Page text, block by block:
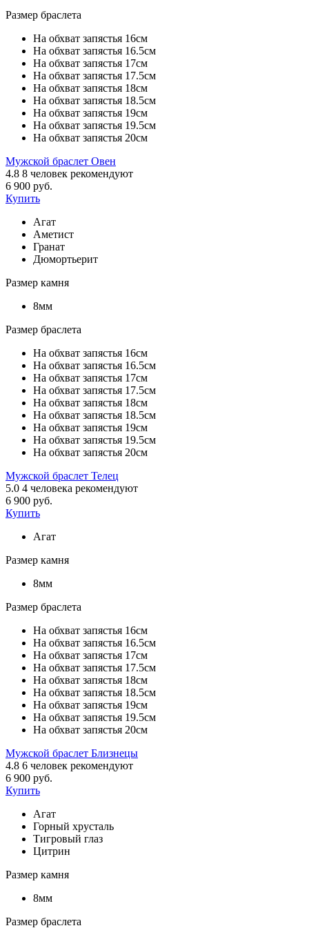
Размер браслета
На обхват запястья 16см
На обхват запястья 16.5см
На обхват запястья 17см
На обхват запястья 17.5см
На обхват запястья 18см
На обхват запястья 18.5см
На обхват запястья 19см
На обхват запястья 19.5см
На обхват запястья 20см
Мужской браслет Овен
4.8 8 человек рекомендуют
6 900 руб.
Купить
Агат
Аметист
Гранат
Дюмортьерит
Размер камня
8мм
Размер браслета
На обхват запястья 16см
На обхват запястья 16.5см
На обхват запястья 17см
На обхват запястья 17.5см
На обхват запястья 18см
На обхват запястья 18.5см
На обхват запястья 19см
На обхват запястья 19.5см
На обхват запястья 20см
Мужской браслет Телец
5.0 4 человека рекомендуют
6 900 руб.
Купить
Агат
Размер камня
8мм
Размер браслета
На обхват запястья 16см
На обхват запястья 16.5см
На обхват запястья 17см
На обхват запястья 17.5см
На обхват запястья 18см
На обхват запястья 18.5см
На обхват запястья 19см
На обхват запястья 19.5см
На обхват запястья 20см
Мужской браслет Близнецы
4.8 6 человек рекомендуют
6 900 руб.
Купить
Агат
Горный хрусталь
Тигровый глаз
Цитрин
Размер камня
8мм
Размер браслета